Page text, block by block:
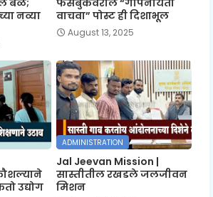
बळ;
नव्या
फेसबुकवरील “गोपनीयता
वाचवा” पोस्ट ही दिशाभूल
August 13, 2025
उद्योग
ADMINISTRATION
Jal Jeevan Mission |
सास्तीतील रखडले जलजीवन
मिशन